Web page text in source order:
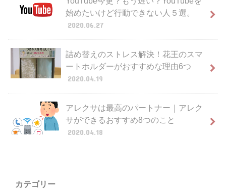
始めたいけど行動できない人５選。
2020.06.27
詰め替えのストレス解決！花王のスマ
ートホルダーがおすすめな理由6つ
2020.04.19
アレクサは最高のパートナー｜アレク
サができるおすすめ8つのこと
2020.04.18
カテゴリー